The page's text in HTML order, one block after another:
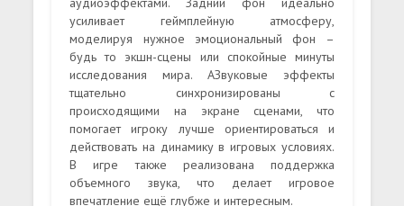
усиливает геймплейную атмосферу,
моделируя нужное эмоциональный фон –
будь то экшн-сцены или спокойные минуты
исследования мира. АЗвуковые эффекты
тщательно синхронизированы с
происходящими на экране сценами, что
помогает игроку лучше ориентироваться и
действовать на динамику в игровых условиях.
В игре также реализована поддержка
объемного звука, что делает игровое
впечатление ещё глубже и интересным.